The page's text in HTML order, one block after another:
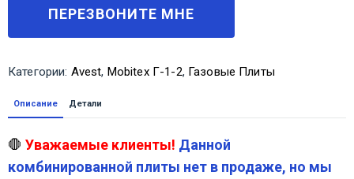
Категории: Avest, Mobitex Г-1-2, Газовые Плиты
Описание Детали
🛑 Уважаемые клиенты! Данной
комбинированной плиты нет в продаже, но мы